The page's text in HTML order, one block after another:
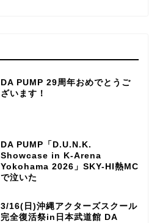
DA PUMP 29周年おめでとうご
ざいます！
DA PUMP「D.U.N.K.
Showcase in K-Arena
Yokohama 2026」SKY-HI熱MC
で泣いた
3/16(日)沖縄アクターズスクール
完全復活祭in日本武道館 DA